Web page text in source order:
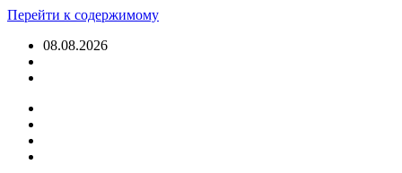
Перейти к содержимому
08.08.2026